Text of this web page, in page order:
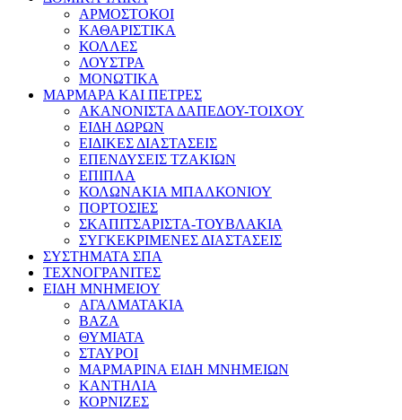
ΑΡΜΟΣΤΟΚΟΙ
ΚΑΘΑΡΙΣΤΙΚΑ
ΚΟΛΛΕΣ
ΛΟΥΣΤΡΑ
ΜΟΝΩΤΙΚΑ
ΜΑΡΜΑΡΑ ΚΑΙ ΠΕΤΡΕΣ
ΑΚΑΝΟΝΙΣΤΑ ΔΑΠΕΔΟΥ-ΤΟΙΧΟΥ
ΕΙΔΗ ΔΩΡΩΝ
ΕΙΔΙΚΕΣ ΔΙΑΣΤΑΣΕΙΣ
ΕΠΕΝΔΥΣΕΙΣ ΤΖΑΚΙΩΝ
ΕΠΙΠΛΑ
ΚΟΛΩΝΑΚΙΑ ΜΠΑΛΚΟΝΙΟΥ
ΠΟΡΤΟΣΙΕΣ
ΣΚΑΠΙΤΣΑΡΙΣΤΑ-ΤΟΥΒΛΑΚΙΑ
ΣΥΓΚΕΚΡΙΜΕΝΕΣ ΔΙΑΣΤΑΣΕΙΣ
ΣΥΣΤΗΜΑΤΑ ΣΠΑ
ΤΕΧΝΟΓΡΑΝΙΤΕΣ
ΕΙΔΗ ΜΝΗΜΕΙΟΥ
ΑΓΑΛΜΑΤΑΚΙΑ
ΒΑΖΑ
ΘΥΜΙΑΤΑ
ΣΤΑΥΡΟΙ
ΜΑΡΜΑΡΙΝΑ ΕΙΔΗ ΜΝΗΜΕΙΩΝ
ΚΑΝΤΗΛΙΑ
ΚΟΡΝΙΖΕΣ